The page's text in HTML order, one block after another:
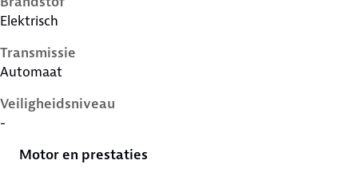
Elektrisch
Transmissie
Automaat
Veiligheidsniveau
-
Motor en prestaties